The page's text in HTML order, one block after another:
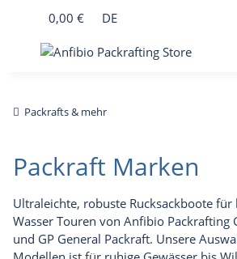
0,00 € DE
Packrafts & mehr
Packraft Marken
Ultraleichte, robuste Rucksackboote
Wasser Touren von Anfibio Packrafting
und GP General Packraft. Unsere